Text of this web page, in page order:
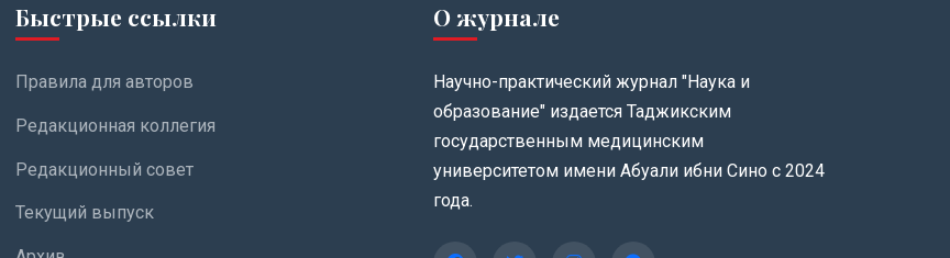
Быстрые ссылки
Правила для авторов
Редакционная коллегия
Редакционный совет
Текущий выпуск
О журнале
Научно-практический журнал "Наука и
образование" издается Таджикским
государственным медицинским
университетом имени Абуали ибни Сино с 2024
года.